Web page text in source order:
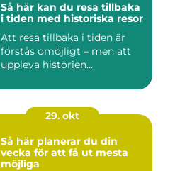
Så här kan du resa tillbaka
i tiden med historiska resor
Att resa tillbaka i tiden är
förstås omöjligt – men att
uppleva historien...
29. okt
Så här planerar du din
vecka för att få ut mesta
möjliga